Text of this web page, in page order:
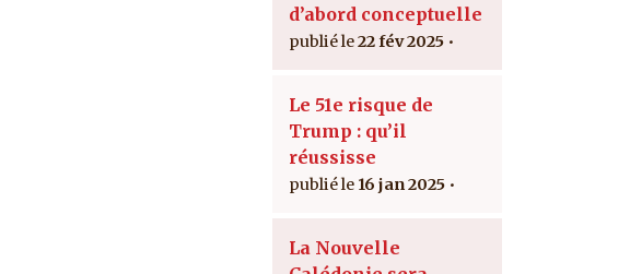
d’abord conceptuelle
22 fév 2025
Le 51e risque de
Trump : qu’il
réussisse
16 jan 2025
La Nouvelle